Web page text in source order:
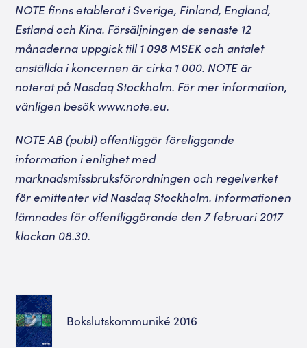
NOTE finns etablerat i Sverige, Finland, England,
Estland och Kina. Försäljningen de senaste 12
månaderna uppgick till 1 098 MSEK och antalet
anställda i koncernen är cirka 1 000. NOTE är
noterat på Nasdaq Stockholm. För mer information,
vänligen besök www.note.eu.
NOTE AB (publ) offentliggör föreliggande
information i enlighet med
marknadsmissbruksförordningen och regelverket
för emittenter vid Nasdaq Stockholm. Informationen
lämnades för offentliggörande den 7 februari 2017
klockan 08.30.
Bokslutskommuniké 2016